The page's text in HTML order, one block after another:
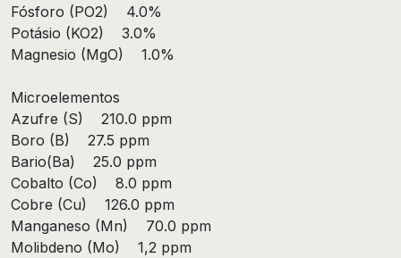
Fósforo (PO2) 4.0%
Potásio (KO2) 3.0%
Magnesio (MgO) 1.0%
Microelementos
Azufre (S) 210.0 ppm
Boro (B) 27.5 ppm
Bario(Ba) 25.0 ppm
Cobalto (Co) 8.0 ppm
Cobre (Cu) 126.0 ppm
Manganeso (Mn) 70.0 ppm
Molibdeno (Mo) 1,2 ppm